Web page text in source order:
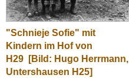
"Schnieje Sofie" mit
Kindern im Hof von
H29
[Bild: Hugo Herrmann,
Untershausen H25]